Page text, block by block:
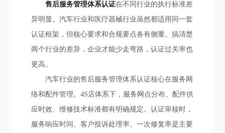
售后服务管理体系认证在不同行业的执行标准差
异明显。汽车行业和医疗器械行业虽然都适用同一套
认证框架，但核心要求和合规要点各有侧重。搞清楚
两个行业的差异，企业才能少走弯路，认证过关率也
更高。
汽车行业的售后服务管理体系认证核心在服务网
络和配件管理。4S店体系下，服务网点分布、配件供
应时效、维修技术标准都有明确规定。认证审核时，
服务响应时间、客户投诉处理率、一次修复率是主要